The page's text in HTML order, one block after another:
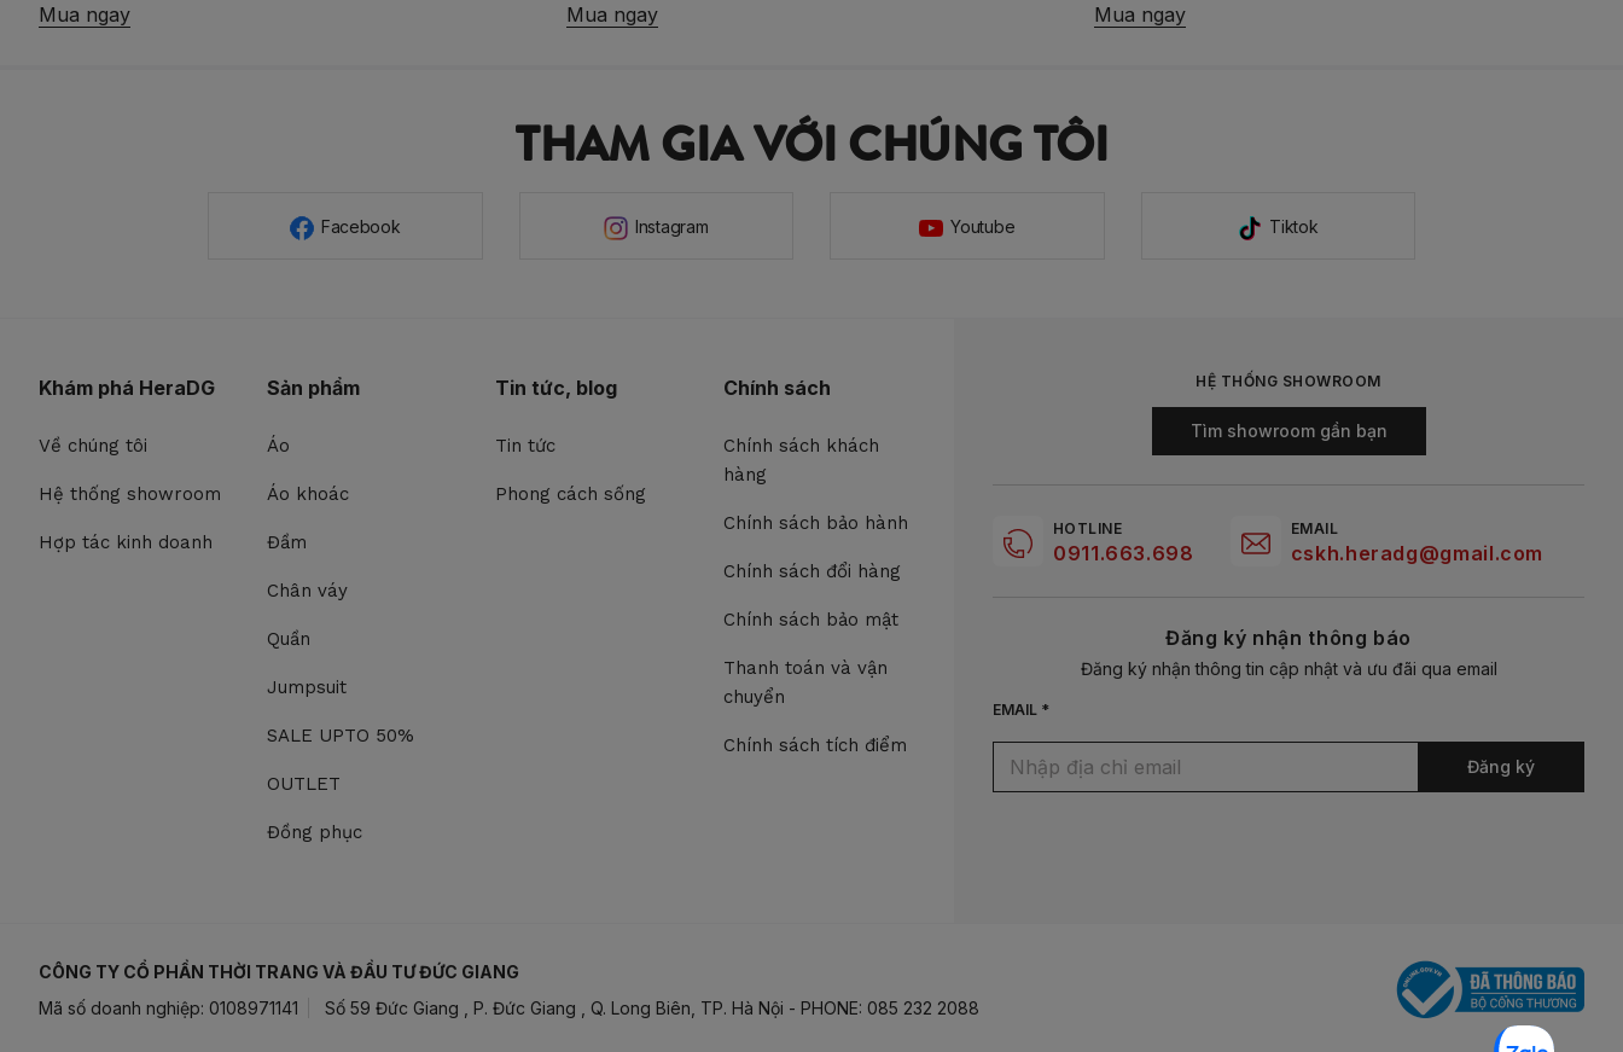
Mua ngay
Mua ngay
Mua ngay
THAM GIA VỚI CHÚNG TÔI
Facebook Instagram Youtube Tiktok
Khám phá HeraDG
Về chúng tôi
Hệ thống showroom
Hợp tác kinh doanh
Sản phẩm
Áo
Áo khoác
Đầm
Chân váy
Quần
Jumpsuit
SALE UPTO 50%
OUTLET
Đồng phục
Tin tức, blog
Tin tức
Phong cách sống
Chính sách
Chính sách khách
hàng
Chính sách bảo hành
Chính sách đổi hàng
Chính sách bảo mật
Thanh toán và vận
chuyển
Chính sách tích điểm
HỆ THỐNG SHOWROOM
Tìm showroom gần bạn
HOTLINE
0911.663.698
EMAIL
cskh.heradg@gmail.com
Đăng ký nhận thông báo
Đăng ký nhận thông tin cập nhật và ưu đãi qua email
EMAIL *
Đăng ký
CÔNG TY CỔ PHẦN THỜI TRANG VÀ ĐẦU TƯ ĐỨC GIANG
Mã số doanh nghiệp: 0108971141
Số 59 Đức Giang , P. Đức Giang , Q. Long Biên, TP. Hà Nội - PHONE: 085 232 2088